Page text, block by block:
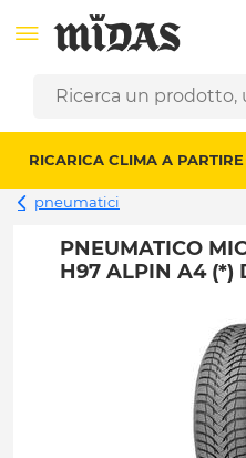
RICARICA CLIMA A
pneumatici
PNEUMATICO
H97 ALPIN A4 (*)